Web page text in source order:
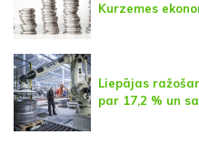
Kurzemes
Liepājas
par 17,2 % un